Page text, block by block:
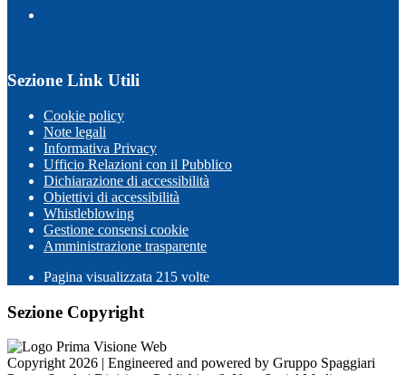
Sezione Link Utili
Cookie policy
Note legali
Informativa Privacy
Ufficio Relazioni con il Pubblico
Dichiarazione di accessibilità
Obiettivi di accessibilità
Whistleblowing
Gestione consensi cookie
Amministrazione trasparente
Pagina visualizzata 215 volte
Sezione Copyright
Copyright 2026 | Engineered and powered by Gruppo Spaggiari